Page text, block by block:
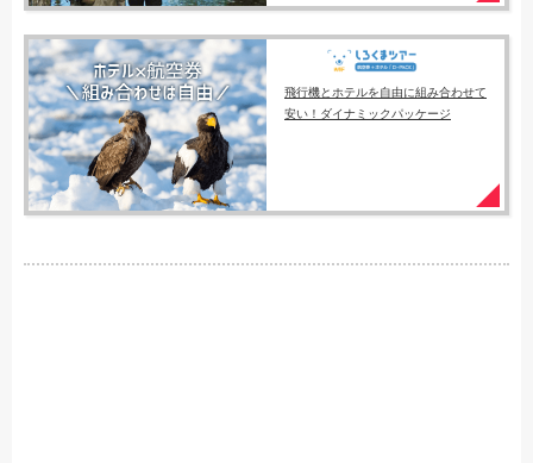
飛行機とホテルを自由に組み合わせて
安い！ダイナミックパッケージ